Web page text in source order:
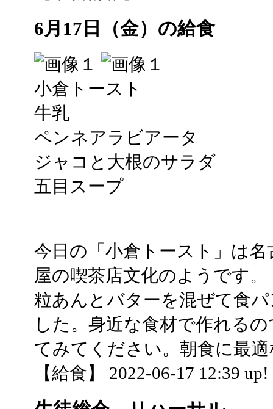
6月17日（金）の給食
小倉トースト
牛乳
ペンネアラビアータ
ジャコと大根のサラダ
五目スープ
今日の「小倉トースト」は
屋の喫茶店文化のようです。
粒あんとバターを混ぜて食
した。身近な食材で作れる
てみてください。朝食に最
【給食】 2022-06-17 12:39 up!